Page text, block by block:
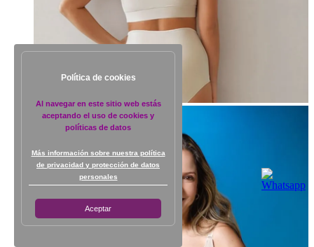
Política de cookies
Al navegar en este sitio web estás
aceptando el uso de cookies y
políticas de datos
Más información sobre nuestra política
de privacidad y protección de datos
personales
Aceptar